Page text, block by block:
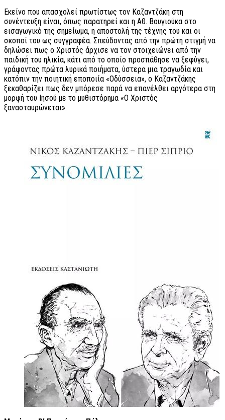
Εκείνο που απασχολεί πρωτίστως τον Καζαντζάκη στη
συνέντευξη είναι, όπως παρατηρεί και η Αθ. Βουγιούκα στο
εισαγωγικό της σημείωμα, η αποστολή της τέχνης του και οι
σκοποί του ως συγγραφέα. Σπεύδοντας από την πρώτη στιγμή να
δηλώσει πως ο Χριστός άρχισε να τον στοιχειώνει από την
παιδική του ηλικία, κάτι από το οποίο προσπάθησε να ξεφύγει,
γράφοντας πρώτα λυρικά ποιήματα, ύστερα μια τραγωδία και
κατόπιν την ποιητική εποποιία «Οδύσσεια», ο Καζαντζάκης
ξεκαθαρίζει πως δεν μπόρεσε παρά να επανέλθει αργότερα στη
μορφή του Ιησού με το μυθιστόρημα «Ο Χριστός
ξανασταυρώνεται».